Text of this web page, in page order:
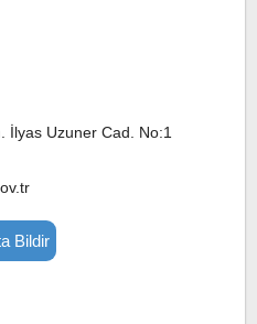
İlyas Uzuner Cad. No:1
Bildir